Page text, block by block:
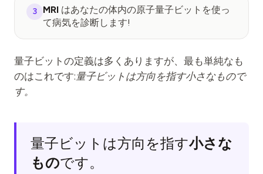
量子セキュリティ
私たちについて
チーム
ミッション
3 MRI はあなたの体内の原子量子ビットを使っ
て病気を診断します!
量子ビットの定義は多くありますが、最も単純なも
のはこれです:量子ビットは方向を指す小さなもので
す。
量子ビットは方向を指す小さな
ものです。